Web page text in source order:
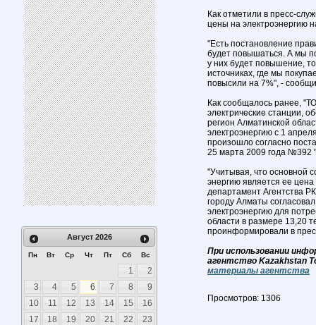
Август 2026
Пн Вт Ср Чт Пт Сб Вс
1
2
3
4 5 6 7 8
9
10
11 12 13 14 15
16
17
18 19 20 21 22
23
Как отметили в пресс-
цены на электроэнергию
"Есть постановление
будет повышаться. А мы
у них будет повышение,
источниках, где мы
повысили на 7%", -
Как сообщалось ранее,
электрические станции,
регион Алматинской
электроэнергию с 1
произошло согласно
25 марта 2009 года №392
"Учитывая, что основной
энергию является ее
департамент Агентства
городу Алматы
электроэнергию для
области в размере 13,20
проинформировали в
При использовании
агентство Kazakhstan
материалы агентства
Просмотров: 1306